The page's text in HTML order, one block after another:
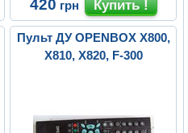
420 грн
Пульт ДУ OPENBOX X800,
X810, X820, F-300